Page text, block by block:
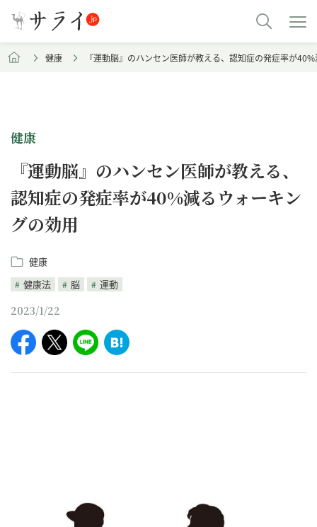
健康 『運動脳』のハンセン医師が教える、認知症の発症率が
健康
『運動脳』のハンセン医師が教える、
認知症の発症率が40%減るウォーキン
グの効用
健康
健康法
脳 運動
2023/1/22